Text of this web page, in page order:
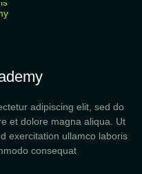
adipiscing elit, sed do
et dolore magna aliqua. Ut
exercitation ullamco laboris
consequat